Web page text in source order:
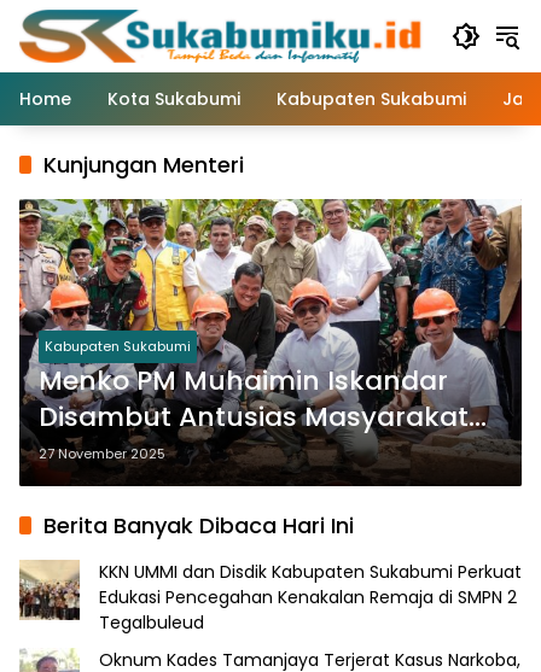
Langsung
konten
Home
Kota Sukabumi Kabupaten Sukabumi
Kunjungan Menteri
Kabupaten Sukabumi
Menko PM Muhaimin Iskandar
Disambut Antusias Masyarakat
Desa Sukarame Sukabumi
27 November 2025
Berita Banyak Dibaca Hari Ini
KKN UMMI dan Disdik Kabupaten Sukabumi Perkuat
Edukasi Pencegahan Kenakalan Remaja di SMPN 2
Tegalbuleud
Oknum Kades Tamanjaya Terjerat Kasus Narkoba,